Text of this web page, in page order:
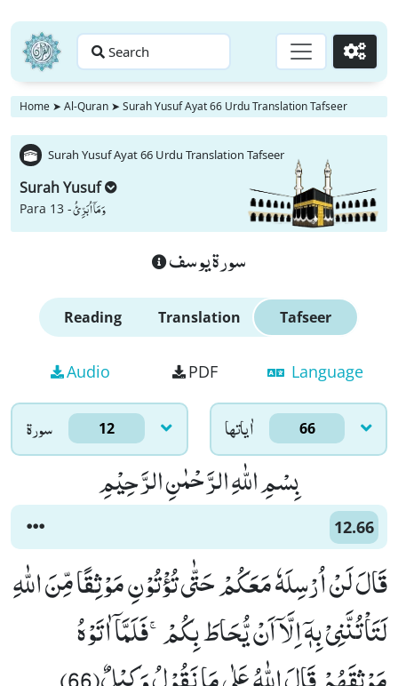
Search Go
Home ➤ Al-Quran ➤ Surah Yusuf Ayat 66 Urdu Translation Tafseer
Surah Yusuf Ayat 66 Urdu Translation Tafseer
Surah Yusuf
Para 13 -وَ مَاۤ اُبَرِّئُ
سورة يوسف
Reading Translation Tafseer
Audio PDF Language
سورۃ 12 اٰياتها 66
بِسْمِ اللّٰهِ الرَّحْمٰنِ الرَّحِیْمِ
12.66
قَالَ لَنْ اُرْسِلَهٗ مَعَكُمْ حَتّٰى تُؤْتُوْنِ مَوْثِقًا مِّنَ اللّٰهِ
لَتَاْتُنَّنِیْ بِهٖۤ اِلَّاۤ اَنْ یُّحَاطَ بِكُمْۚ-فَلَمَّاۤ اٰتَوْهُ